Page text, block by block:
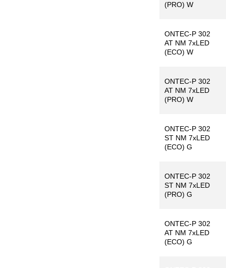
(PRO) W
ONTEC-P 302
AT NM 7xLED
(ECO) W
ONTEC-P 302
AT NM 7xLED
(PRO) W
ONTEC-P 302
ST NM 7xLED
(ECO) G
ONTEC-P 302
ST NM 7xLED
(PRO) G
ONTEC-P 302
AT NM 7xLED
(ECO) G